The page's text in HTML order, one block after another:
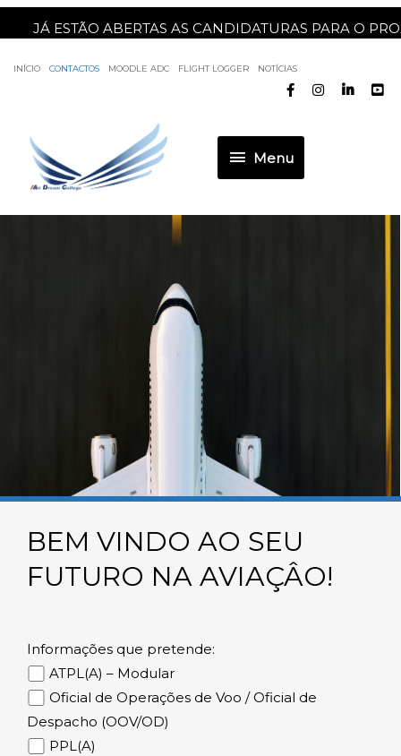
JÁ ESTÃO ABERTAS AS CANDIDATURAS PARA O
INÍCIO CONTACTOS MOODLE ADC FLIGHT LOGGER NOTÍCIAS
Menu
BEM VINDO AO SEU
FUTURO NA AVIAÇÂO!
Informações que pretende:
ATPL(A) – Modular
Oficial de Operações de Voo / Oficial de
Despacho (OOV/OD)
PPL(A)